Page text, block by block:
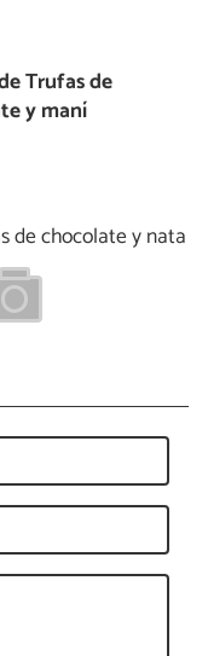
Trufas de
y maní
de chocolate y nata